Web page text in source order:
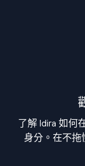
了解 Idira 如何
身分。在不拖